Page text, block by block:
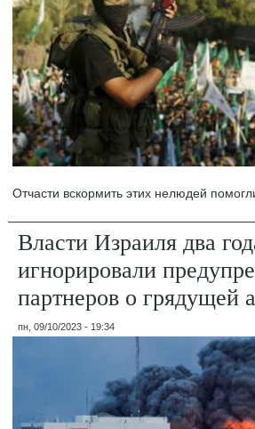
Отчасти вскормить этих нелюдей
Власти Израиля два
игнорировали
партнеров о грядущей
пн, 09/10/2023 - 19:34